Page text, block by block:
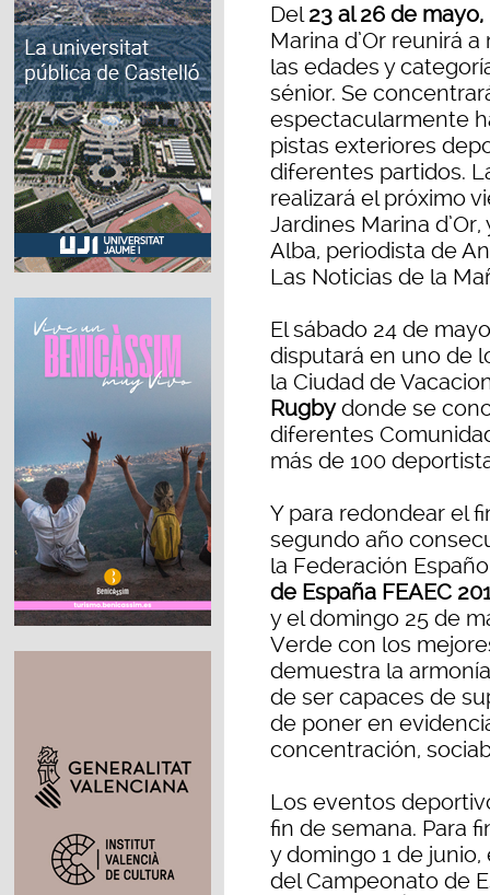
Del23 al 26 de
Marina d’Or reunirá
las edades y
sénior. Se
espectacularmente
pistas exteriores
diferentes partidos.
realizará el próximo
Jardines Marina
Alba, periodista de
Las Noticias de la
El sábado 24 de
disputará en uno de
la Ciudad de
Rugbydonde se
diferentes
más de 100
Y para redondear el
segundo año
la Federación
de España FEAEC
y el domingo 25 de
Verde con los
demuestra la
de ser capaces de
de poner en
concentración,
Los eventos
fin de semana. Para
y domingo 1 de
del Campeonato de